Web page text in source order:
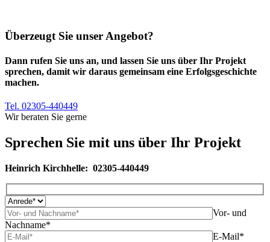
Überzeugt Sie unser Angebot?
Dann rufen Sie uns an, und lassen Sie uns über Ihr Projekt
sprechen, damit wir daraus gemeinsam eine Erfolgsgeschichte
machen.
Tel. 02305-440449
Wir beraten Sie gerne
Sprechen Sie mit uns über Ihr Projekt
Heinrich Kirchhelle: 02305-440449
Vor- und
Nachname*
E-Mail*